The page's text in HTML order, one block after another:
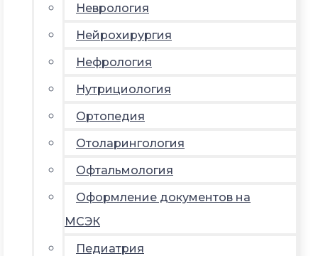
Неврология
Нейрохирургия
Нефрология
Нутрициология
Ортопедия
Отоларингология
Офтальмология
Оформление документов на
МСЭК
Педиатрия